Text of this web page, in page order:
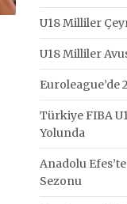
U18 Milliler
U18 Milliler
Euroleague’de
Türkiye FIBA
Yolunda
Anadolu
Sezonu